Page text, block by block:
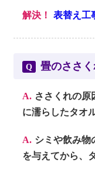
解決！ 表替え工
Q 畳のささ
A. ささくれの原
に濡らしたタオ
A. シミや飲み物
を与えてから、